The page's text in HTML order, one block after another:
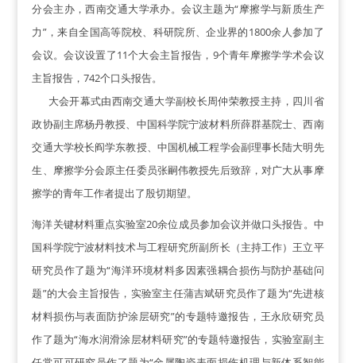
分会主办，西南交通大学承办。会议主题为“摩擦学与新质生产
力”，来自全国高等院校、科研院所、企业界的1800余人参加了
会议。会议设置了11个大会主旨报告， 9个青年摩擦学学术会议
主旨报告，742个口头报告。
大会开幕式由西南交通大学副校长周仲荣教授主持，四川省
政协副主席杨丹教授、中国科学院宁波材料所薛群基院士、西南
交通大学校长阎学东教授、中国机械工程学会副理事长陆大明先
生、摩擦学分会原主任委员张嗣伟教授先后致辞，对广大从事摩
擦学的青年工作者提出了殷切期望。
海洋关键材料重点实验室20余位成员参加会议并做口头报告。中
国科学院宁波材料技术与工程研究所副所长（主持工作）王立平
研究员作了题为“海洋环境材料多因素强耦合损伤与防护基础问
题”的大会主旨报告，实验室主任蒲吉斌研究员作了题为“先进核
材料损伤与表面防护涂层研究”的专题特邀报告，王永欣研究员
作了题为“海水润滑涂层材料研究”的专题特邀报告，实验室副主